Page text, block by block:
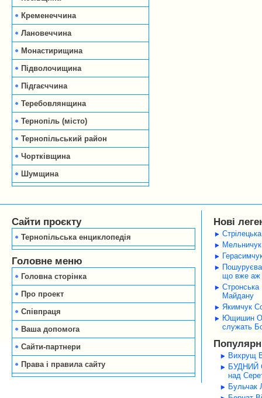
Кременеччина
Лановеччина
Монастирищина
Підволочищина
Підгаєччина
Теребовлянщина
Тернопіль (місто)
Тернопільський район
Чортківщина
Шумщина
Сайти проєкту
Тернопільська енциклопедія
Головне меню
Головна сторінка
Про проект
Співпраця
Ваша допомога
Сайти-партнери
Права і правила сайту
Нові
Мельничук
що вже аж
Стронська
Майдану
Якимчук
Ющишин
служать
Вихрущ
БУДНИЙ
над
Бульчак